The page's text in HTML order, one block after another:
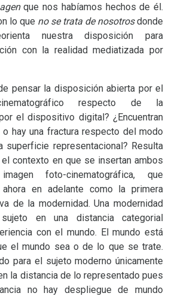
que nos habíamos hechos de él.
lo que no se trata de nosotros donde
nuestra disposición para
con la realidad mediatizada por
pensar la disposición abierta por el
respecto de la
el dispositivo digital? ¿Encuentran
hay una fractura respecto del modo
superficie representacional? Resulta
contexto en que se insertan ambos
foto-cinematográfica, que
ahora en adelante como la primera
de la modernidad. Una modernidad
en una distancia categorial
con el mundo. El mundo está
el mundo sea o de lo que se trate.
para el sujeto moderno únicamente
la distancia de lo representado pues
no hay despliegue de mundo